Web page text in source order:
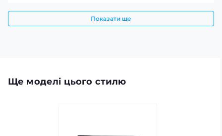
Показати ще
Ще моделі цього стилю